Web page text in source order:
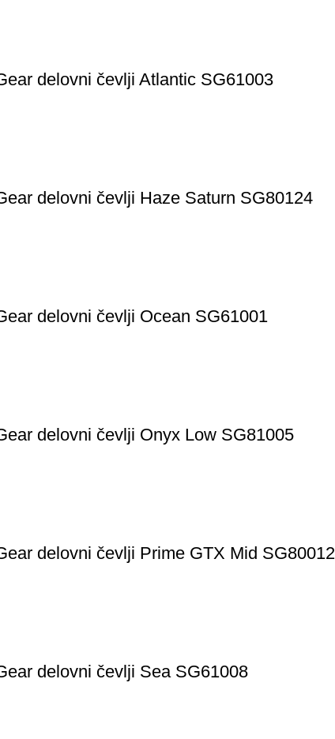
delovni čevlji Atlantic SG61003
delovni čevlji Haze Saturn SG80124
delovni čevlji Ocean SG61001
delovni čevlji Onyx Low SG81005
delovni čevlji Prime GTX Mid SG80012
delovni čevlji Sea SG61008